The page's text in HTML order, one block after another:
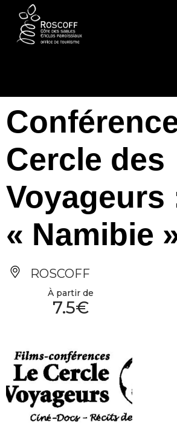
Cercle des
Voyageurs
« Namibie
ROSCOFF
À partir de
7.5€
Cookies management panel